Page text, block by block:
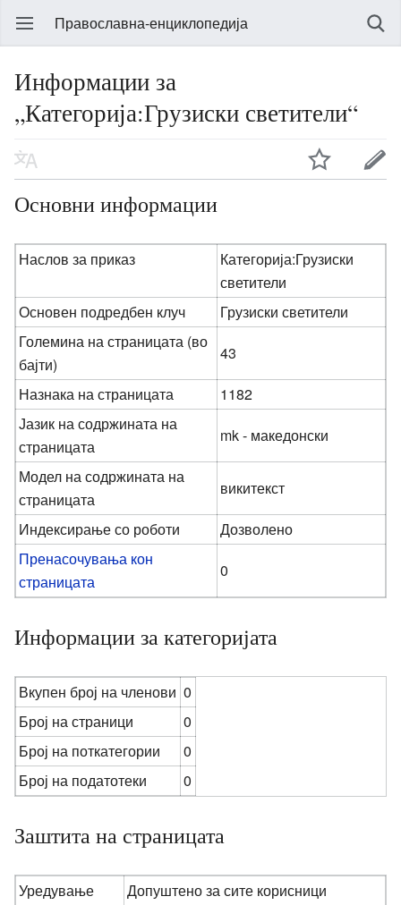
Православна-енциклопедија
Информации за
„Категорија:Грузиски светители“
Основни информации
Наслов за приказ
Категорија:Грузиски
светители
Основен подредбен клуч
Грузиски светители
Големина на страницата (во
бајти)
43
Назнака на страницата
1182
Јазик на содржината на
страницата
mk - македонски
Модел на содржината на
страницата
викитекст
Индексирање со роботи
Дозволено
Пренасочувања кон
страницата
0
Информации за категоријата
Вкупен број на членови 0
Број на страници
0
Број на поткатегории
0
Број на податотеки
0
Заштита на страницата
Уредување
Допуштено за сите корисници